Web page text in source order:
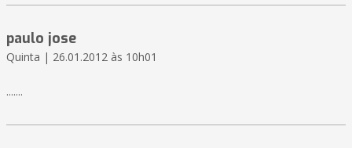
paulo jose
Quinta | 26.01.2012 às 10h01
.......